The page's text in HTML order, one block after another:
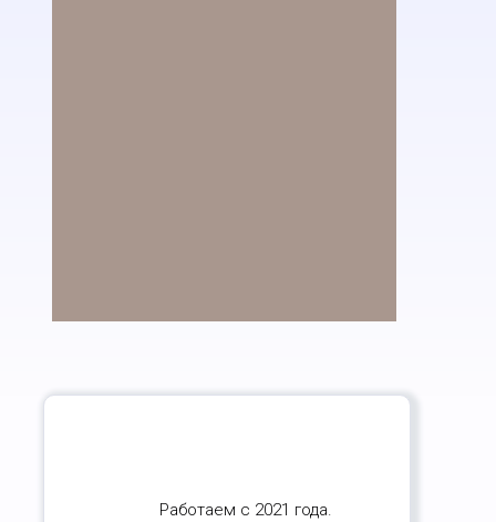
Работаем с 2021 года.